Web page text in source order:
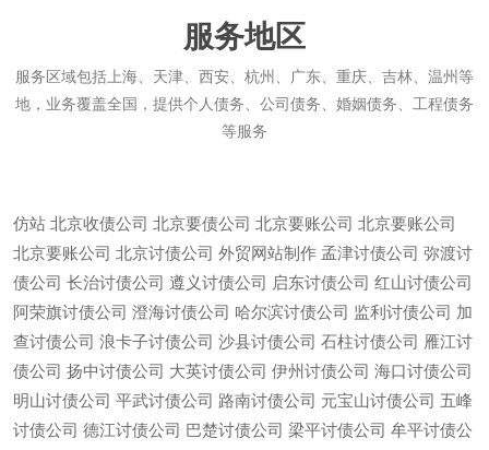
服务地区
服务区域包括上海、天津、西安、杭州、广东、重庆、吉林、温州等
地，业务覆盖全国，提供个人债务、公司债务、婚姻债务、工程债务
等服务
仿站 北京收债公司 北京要债公司 北京要账公司 北京要账公司
北京要账公司 北京讨债公司 外贸网站制作 孟津讨债公司 弥渡讨
债公司 长治讨债公司 遵义讨债公司 启东讨债公司 红山讨债公司
阿荣旗讨债公司 澄海讨债公司 哈尔滨讨债公司 监利讨债公司 加
查讨债公司 浪卡子讨债公司 沙县讨债公司 石柱讨债公司 雁江讨
债公司 扬中讨债公司 大英讨债公司 伊州讨债公司 海口讨债公司
明山讨债公司 平武讨债公司 路南讨债公司 元宝山讨债公司 五峰
讨债公司 德江讨债公司 巴楚讨债公司 梁平讨债公司 牟平讨债公
微信13685747439